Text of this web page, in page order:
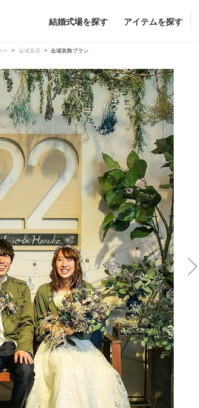
結婚式場を探す アイテムを探す
ィングドレス
ィングドレス
（メーカー直
ドレス
ドレス （メーカー直送）
（メーカー直送）
のアイテム
ショップ一覧
ブーケ
会場装花
すべてのアイテム
フラワーショップ一覧
ー 会場装花 会場装飾プラン